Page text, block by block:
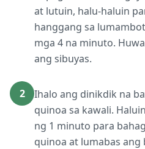
at lutuin, halu-haluin
hanggang sa
mga 4 na minuto.
ang sibuyas.
2
Ihalo ang dinikdik na
quinoa sa kawali.
ng 1 minuto para
quinoa at lumabas